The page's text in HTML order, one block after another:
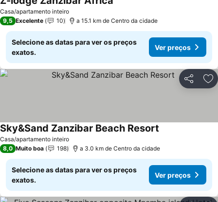
Casa/apartamento inteiro
9,5 Excelente 10 a 15.1 km de Centro da cidade
Selecione as datas para ver os preços
exatos.
Ver preços
Partilhar
Casa/apartamento inteiro
Sky&Sand Zanzibar Beach Resort
8,0 Muito boa 198 a 3.0 km de Centro da cidade
Selecione as datas para ver os preços
exatos.
Ver preços